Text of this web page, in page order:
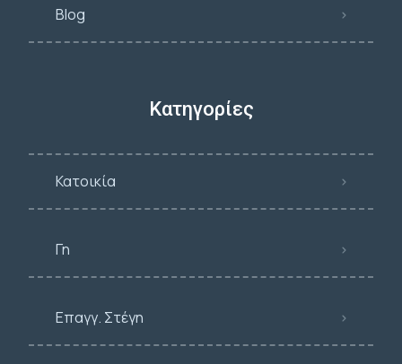
Blog
Κατηγορίες
Κατοικία
Γη
Επαγγ. Στέγη